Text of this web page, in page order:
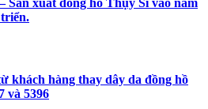
Sản xuất đồng hồ Thụy Sĩ vào năm
khách hàng thay dây da đồng hồ
và 5396